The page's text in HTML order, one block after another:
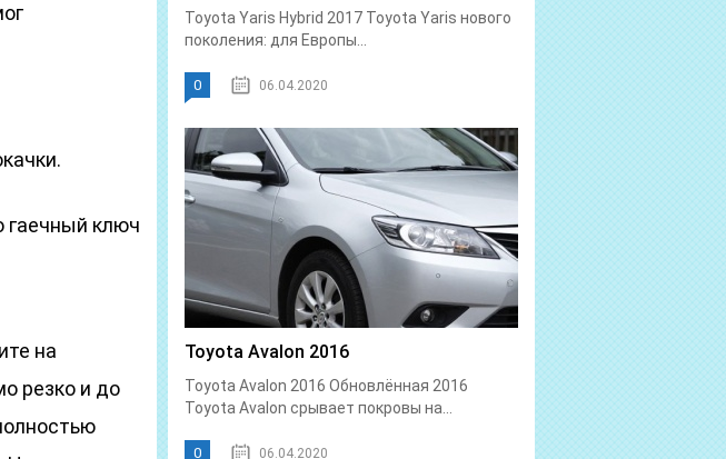
гаечный ключ
на
резко и до
Toyota Yaris Hybrid 2017 Toyota Yaris нового
поколения: для Европы...
0 06.04.2020
Toyota Avalon 2016
Toyota Avalon 2016 Обновлённая 2016
Toyota Avalon срывает покровы на...
0 06.04.2020